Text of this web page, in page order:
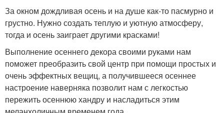
За окном дождливая осень и на душе как-то пасмурно и
грустно. Нужно создать теплую и уютную атмосферу,
тогда и осень заиграет другими красками!
Выполнение осеннего декора своими руками нам
поможет преобразить свой центр при помощи простых и
очень эффектных вещиц, а получившееся осеннее
настроение наверняка позволит нам с легкостью
пережить осеннюю хандру и насладиться этим